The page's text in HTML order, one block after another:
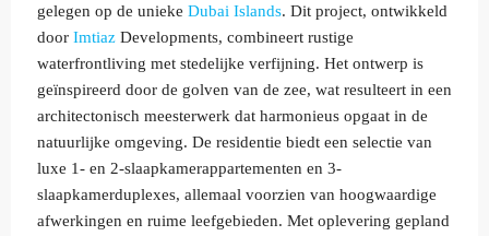
gelegen op de unieke Dubai Islands. Dit project, ontwikkeld
door Imtiaz Developments, combineert rustige
waterfrontliving met stedelijke verfijning. Het ontwerp is
geïnspireerd door de golven van de zee, wat resulteert in een
architectonisch meesterwerk dat harmonieus opgaat in de
natuurlijke omgeving. De residentie biedt een selectie van
luxe 1- en 2-slaapkamerappartementen en 3-
slaapkamerduplexes, allemaal voorzien van hoogwaardige
afwerkingen en ruime leefgebieden. Met oplevering gepland